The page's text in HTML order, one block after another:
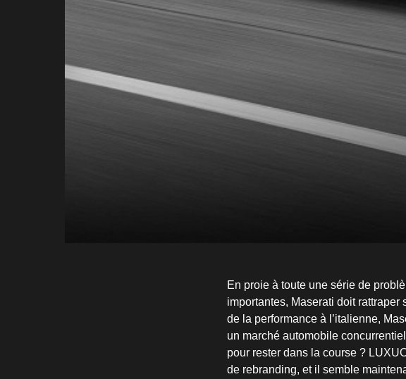
En proie à toute une série de
importantes, Maserati doit
de la performance à l’italienne,
un marché automobile
pour rester dans la course ?
de rebranding, et il semble